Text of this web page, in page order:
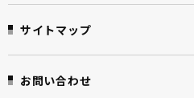
サイトマップ
お問い合わせ